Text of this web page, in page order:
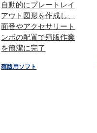
自動的にプレートレイ
アウト図形を作成し、
面番やアクセサリート
ンボの配置で殖版作業
を簡潔に完了
殖版用ソフト